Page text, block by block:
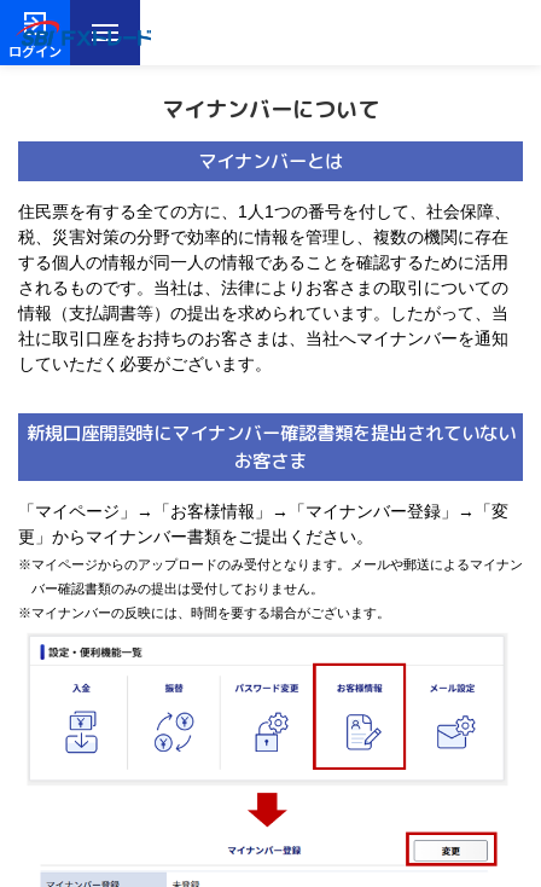
ログイン
マイナンバーについて
マイナンバーとは
住民票を有する全ての方に、1人1つの番号を付して、社会保障、
税、災害対策の分野で効率的に情報を管理し、複数の機関に存在
する個人の情報が同一人の情報であることを確認するために活用
されるものです。当社は、法律によりお客さまの取引についての
情報（支払調書等）の提出を求められています。したがって、当
社に取引口座をお持ちのお客さまは、当社へマイナンバーを通知
していただく必要がございます。
新規口座開設時にマイナンバー確認書類を提出されていない
お客さま
「マイページ」→「お客様情報」→「マイナンバー登録」→「変
更」からマイナンバー書類をご提出ください。
※マイページからのアップロードのみ受付となります。メールや郵送によるマイナン
バー確認書類のみの提出は受付しておりません。
※マイナンバーの反映には、時間を要する場合がございます。